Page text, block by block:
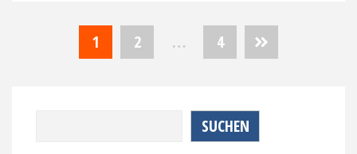
Seitennummerierung
1 2 … 4
SUCHEN